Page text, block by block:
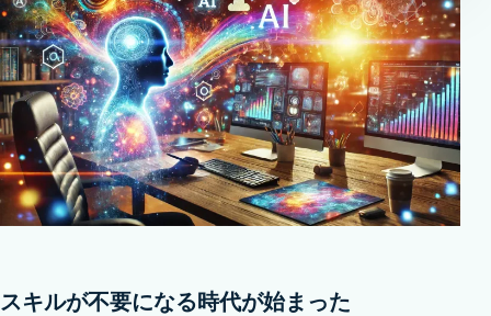
スキルが不要になる時代が始まった